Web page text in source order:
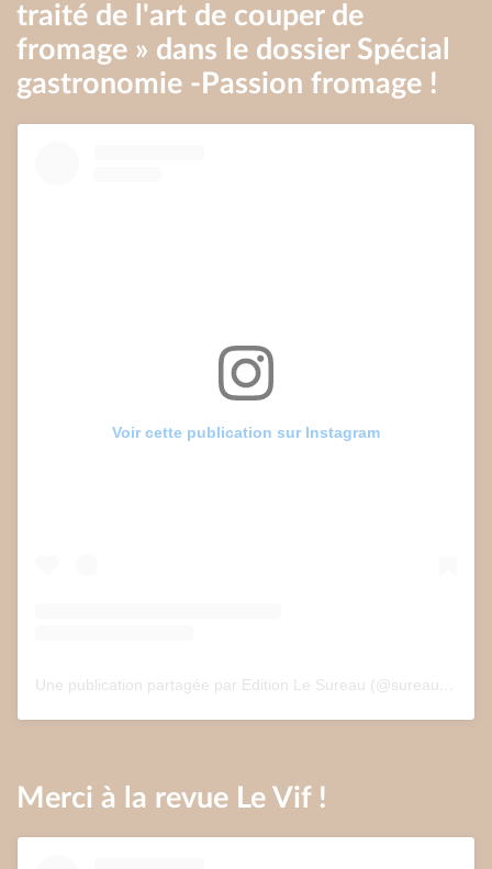
traité de l'art de couper de
fromage » dans le dossier Spécial
gastronomie -Passion fromage !
Voir cette publication sur Instagram
Merci à la revue Le Vif !